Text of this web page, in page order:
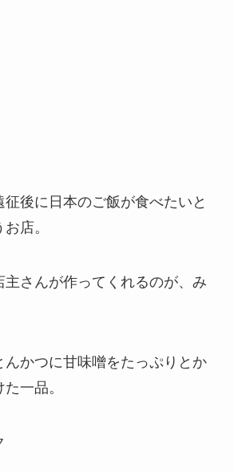
後に日本のご飯が食べたいと
店。
主さんが作ってくれるのが、み
んかつに甘味噌をたっぷりとか
一品。